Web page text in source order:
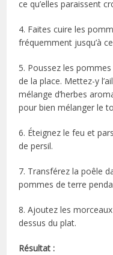
ce qu’elles paraissent
4. Faites cuire les
fréquemment jusqu’à
5. Poussez les
de la place. Mettez-y
mélange d’herbes
pour bien mélanger le
6. Éteignez le feu et
de persil.
7. Transférez la poêle
pommes de terre
8. Ajoutez les
dessus du plat.
Résultat :